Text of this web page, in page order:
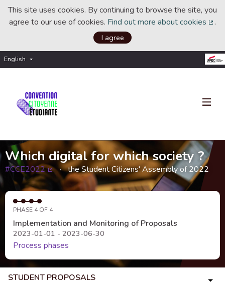
This site uses cookies. By continuing to browse the site, you
agree to our use of cookies. Find out more about cookies .
I agree
English Choisir la langue
Which digital for which society ?
#CCE2022
(External link)
the Student Citizens' Assembly of 2022
PHASE 4 OF 4
Implementation and Monitoring of Proposals
2023-01-01 - 2023-06-30
Process phases
STUDENT PROPOSALS